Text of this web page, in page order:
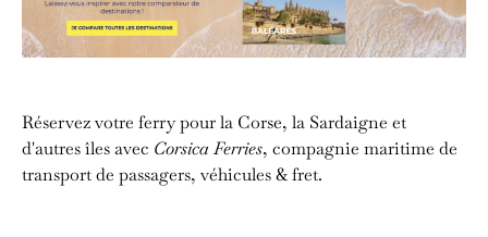
Réservez votre ferry pour la Corse, la Sardaigne et
d'autres îles avec Corsica Ferries, compagnie maritime de
transport de passagers, véhicules & fret.